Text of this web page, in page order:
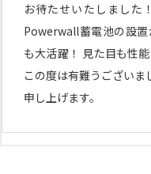
お待たせいたしました
Powerwall蓄電池の設
も大活躍！ 見た目も性
この度は有難うござい
申し上げます。